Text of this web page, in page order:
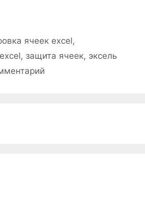
ячеек excel,
, защита ячеек, эксель